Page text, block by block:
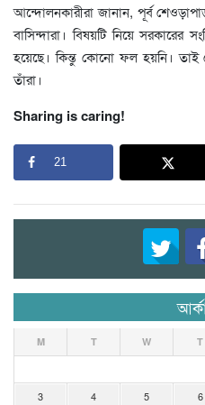
আন্দোলনকারীরা জানান, পূর্ব
বাসিন্দারা। বিষয়টি নিয়ে সরকারের
হয়েছে। কিন্তু কোনো ফল হয়নি। তাই
তাঁরা।
Sharing is caring!
21
M T W T
3
4 5 6